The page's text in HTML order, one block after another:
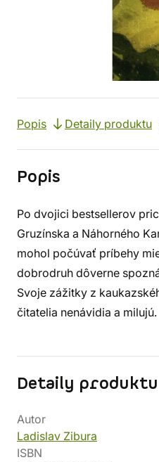
Popis Detaily produktu
Popis
Po dvojici bestsellerov
Gruzínska a Náhorného
mohol počúvať príbehy
dobrodruh dôverne
Svoje zážitky z
čitatelia nenávidia a milujú.
Detaily produktu
Autor
Ladislav Zibura
ISBN